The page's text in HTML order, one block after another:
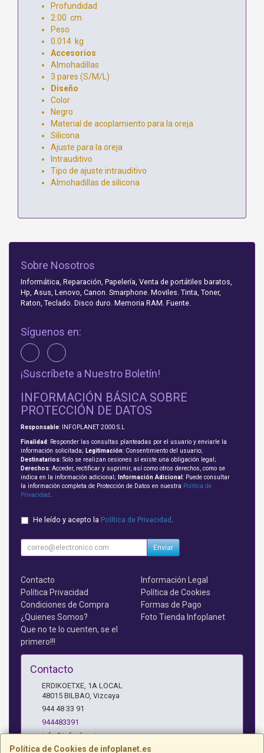
Profundidad
2.00 cm
Peso
0.014 kg
Accesorios
Almohadillas
3 pares (S/M/L)
Diseño
Color
Negro
Material de acoplamiento para la oreja
Silicona
Ajuste para la oreja
Intrauditivo
Tipo de ajuste intrauditivo
Almohadillas de silicona
Política de Cookies de infoplanet.es
Sobre Nosotros
Informática, Reparación, Papelería, Venta de portátiles baratos,
Hp, Asus, Lenovo, Canon. Smarphone. Moviles. Tinta, Toner,
Raton, Teclado. Disco duro. Memoria RAM. Fuente.
Síguenos en:
¡Suscríbete a Nuestro Boletín!
INFORMACIÓN BÁSICA SOBRE
PROTECCIÓN DE DATOS
Responsable: INFOPLANET 2000 S.L
Finalidad: Responder las consultas planteadas por el usuario y enviarle la
información solicitada; Legitimación: Consentimiento del usuario;
Destinatarios: Solo se realizan cesiones si existe una obligación legal;
Derechos: Acceder, rectificar y suprimir, así como otros derechos, como se
indica en la información adicional;
Información Adicional : Puede consultar
la información completa de Protección de Datos en nuestra Política de
Privacidad
He leído y acepto la Política de Privacidad
Enviar
Contacto
Información Legal
Política Privacidad
Política de Cookies
Condiciones de Compra
Formas de Pago
¿Quienes Somos?
Foto Tienda Infoplanet
Que no te lo cuenten, se el
primero!!!
Contacto
ERDIKOETXE, 1A LOCAL
48015 BILBAO Vizcaya
944 48 33 91
944483391
info@infoplanet.es